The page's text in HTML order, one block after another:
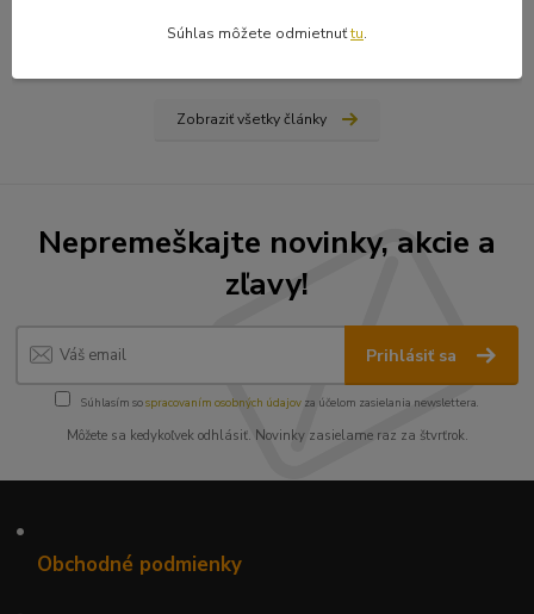
vydáte sami na vlastné náklady...čítať celé
Zobraziť všetky články
Nepremeškajte novinky, akcie a
zľavy!
Prihlásiť sa
Súhlasím sospracovaním osobných údajov za účelom zasielania newslettera.
Môžete sa kedykoľvek odhlásiť. Novinky zasielame raz za štvrťrok.
•
Obchodné podmienky
Súhlas môžete odmietnuťtu.